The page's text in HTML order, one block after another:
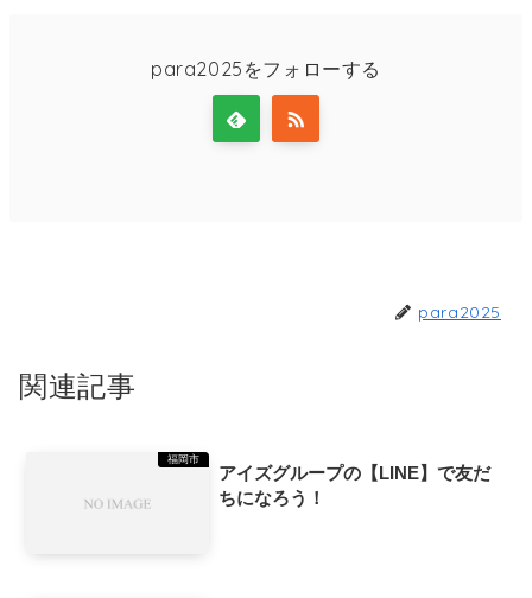
para2025をフォローする
para2025
関連記事
福岡市
アイズグループの【LINE】で友だ
ちになろう！